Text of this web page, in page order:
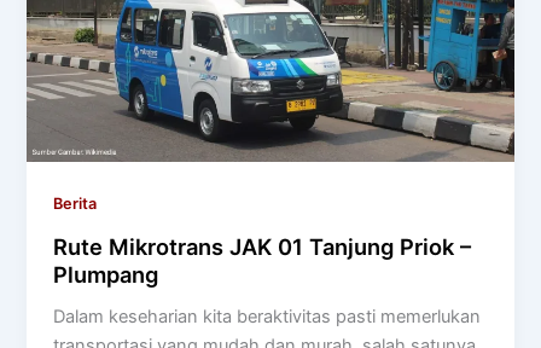
Berita
Rute Mikrotrans JAK 01 Tanjung Priok –
Plumpang
Dalam keseharian kita beraktivitas pasti memerlukan